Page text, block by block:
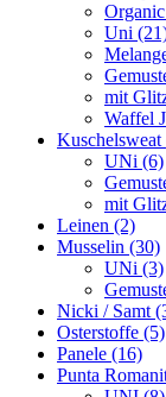
Uni
mit
Waffel
Kuschelsweat
UNi (6)
mit
Leinen (2)
Musselin (30)
UNi (3)
Nicki / Samt
Osterstoffe (5)
Panele (16)
Punta